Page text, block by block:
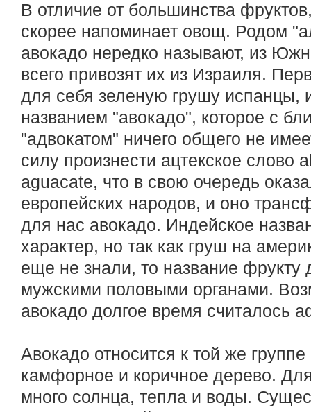
В отличие от большинства
скорее напоминает овощ. Родом
авокадо нередко называют, из
всего привозят их из Израиля.
для себя зеленую грушу
названием "авокадо", которое с
"адвокатом" ничего общего не
силу произнести ацтекское слово
aguacate, что в свою очередь
европейских народов, и оно
для нас авокадо. Индейское
характер, но так как груш на
еще не знали, то название
мужскими половыми органами.
авокадо долгое время считалось
Авокадо относится к той же
камфорное и коричное дерево.
много солнца, тепла и воды.